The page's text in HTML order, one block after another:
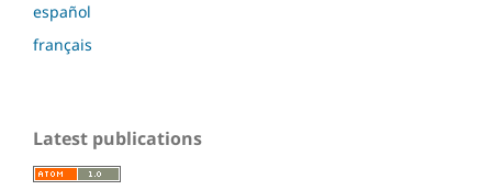
español
français
Latest publications